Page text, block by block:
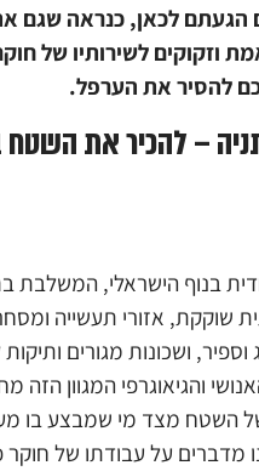
הגעתם לכאן, כנראה שגם
וזקוקים לשירותיו של
להסיר את הערפל.
– להכיר את השטח
בנוף הישראלי, המשלבת
שוקקת, אזורי תעשייה
ושכונות מגורים
והגיאוגרפי המגוון הזה
השטח מצד מי שמבצע בו
מדברים על עבודתו של חוקר